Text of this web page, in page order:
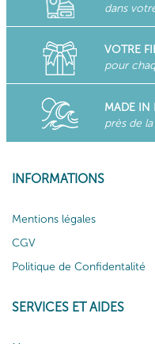
dans
VOTRE
pour
MADE IN
près de
INFORMATIONS
Mentions légales
CGV
Politique de Confidentalité
SERVICES ET AIDES